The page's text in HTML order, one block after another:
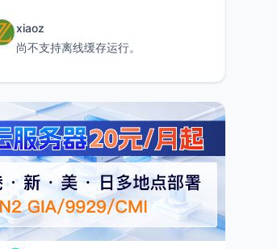
|| exit 1"
xiaoz
尚不支持离线缓存运行。